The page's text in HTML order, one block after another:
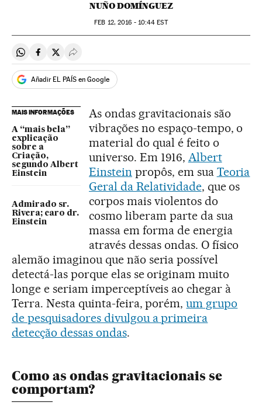
NUÑO DOMÍNGUEZ
FEB 12, 2016 - 10:44 EST
Compartir en Whatsapp
Compartir en Facebook
Compartir en Twitter
Desplegar Redes Sociales
Añadir EL PAÍS en Google
MAIS INFORMAÇÕES
A “mais bela”
explicação
sobre a
Criação,
segundo Albert
Einstein
Admirado sr.
Rivera; caro dr.
Einstein
As ondas gravitacionais são
vibrações no espaço-tempo, o
material do qual é feito o
universo. Em 1916, Albert
Einstein propôs, em sua Teoria
Geral da Relatividade, que os
corpos mais violentos do
cosmo liberam parte da sua
massa em forma de energia
através dessas ondas. O físico
alemão imaginou que não seria possível
detectá-las porque elas se originam muito
longe e seriam imperceptíveis ao chegar à
Terra. Nesta quinta-feira, porém,um grupo
de pesquisadores divulgou a primeira
detecção dessas ondas.
Como as ondas gravitacionais se
comportam?